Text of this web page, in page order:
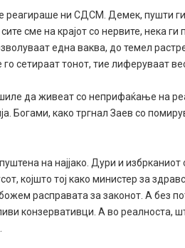
реагираше ни СДСМ. Демек, пушти ги
сме на крајот со нервите, нека
една ваква, до темел
го сетираат тонот, тие лиферуваат
да живеат со неприфаќање на
Богами, како тргнал Заев со
на најјако. Дури и избрканиот
којшто тој како министер за
расправата за законот. А без
конзервативци. А во реалноста,